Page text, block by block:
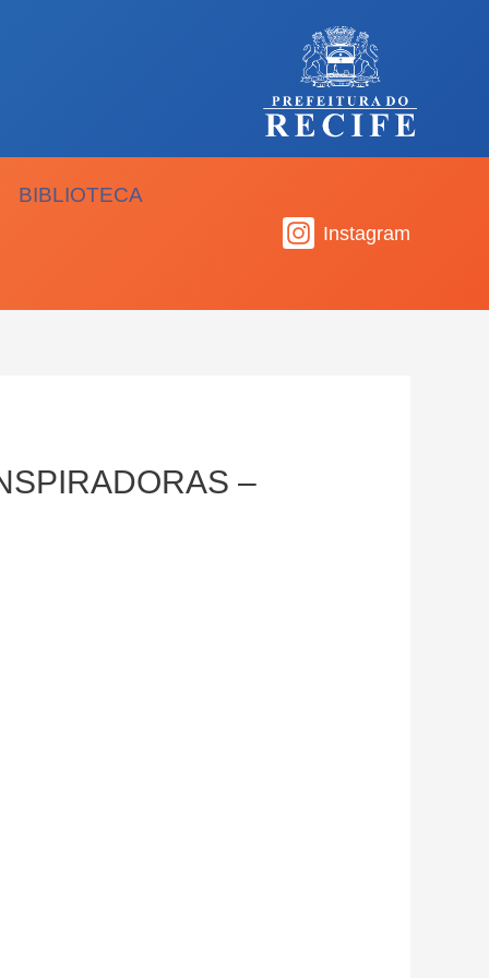
BIBLIOTECA
Instagram
–